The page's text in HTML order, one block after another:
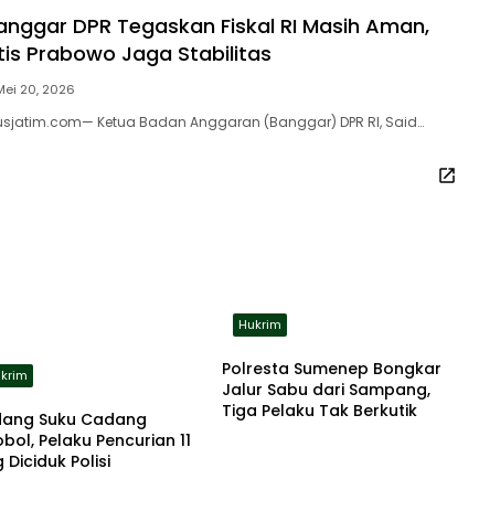
DPR Tegaskan Fiskal RI Masih Aman,
Prabowo Jaga Stabilitas
20, 2026
Ketua Badan Anggaran (Banggar) DPR RI, Said…
Suku Cadang
Pelaku Pencurian 11
Diciduk Polisi
Hukrim
Polresta Sumenep Bongkar
Jalur Sabu dari Sampang,
Tiga Pelaku Tak Berkutik